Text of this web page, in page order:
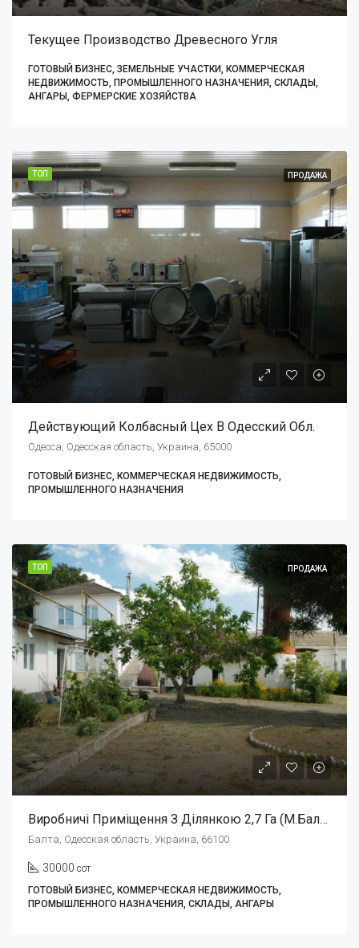
Текущее Производство Древесного Угля
ГОТОВЫЙ БИЗНЕС, ЗЕМЕЛЬНЫЕ УЧАСТКИ, КОММЕРЧЕСКАЯ
НЕДВИЖИМОСТЬ, ПРОМЫШЛЕННОГО НАЗНАЧЕНИЯ, СКЛАДЫ,
АНГАРЫ, ФЕРМЕРСКИЕ ХОЗЯЙСТВА
ТОП ПРОДАЖА
Действующий Колбасный Цех В Одесский Обл.
Одесса, Одесская область, Украина, 65000
ГОТОВЫЙ БИЗНЕС, КОММЕРЧЕСКАЯ НЕДВИЖИМОСТЬ,
ПРОМЫШЛЕННОГО НАЗНАЧЕНИЯ
ТОП ПРОДАЖА
Виробничі Приміщення З Ділянкою 2,7 Га (м.Балта, Одеська Обл.) 500.000Є
Балта, Одесская область, Украина, 66100
30000 сот
ГОТОВЫЙ БИЗНЕС, КОММЕРЧЕСКАЯ НЕДВИЖИМОСТЬ,
ПРОМЫШЛЕННОГО НАЗНАЧЕНИЯ, СКЛАДЫ, АНГАРЫ